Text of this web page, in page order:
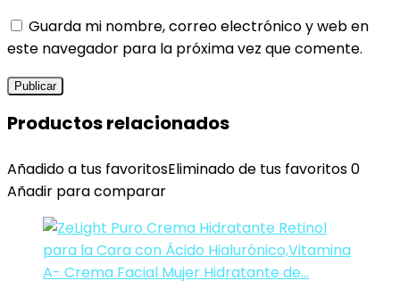
Guarda mi nombre, correo electrónico y web en
este navegador para la próxima vez que comente.
Productos relacionados
Añadido a tus favoritosEliminado de tus favoritos0
Añadir para comparar